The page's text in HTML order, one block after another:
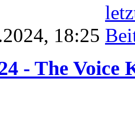
18:25
- The Voice